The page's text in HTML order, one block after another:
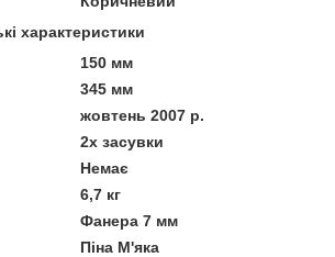
характеристики
150 мм
345 мм
жовтень 2007 р.
2x засувки
Немає
6,7 кг
Фанера 7 мм
Піна М'яка